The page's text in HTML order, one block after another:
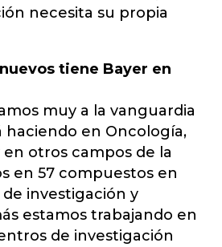
necesita su propia
tiene Bayer en
muy a la vanguardia
haciendo en Oncología,
otros campos de la
en 57 compuestos en
investigación y
estamos trabajando en
de investigación